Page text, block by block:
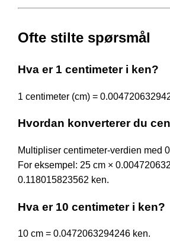
Ofte stilte spørsmål
Hva er 1 centimeter i ken?
1 centimeter (cm) =
Hvordan konverterer du
Multipliser centimeter-verdien med
For eksempel: 25 cm ×
0.118015823562 ken.
Hva er 10 centimeter i ken?
10 cm = 0.0472063294246 ken.